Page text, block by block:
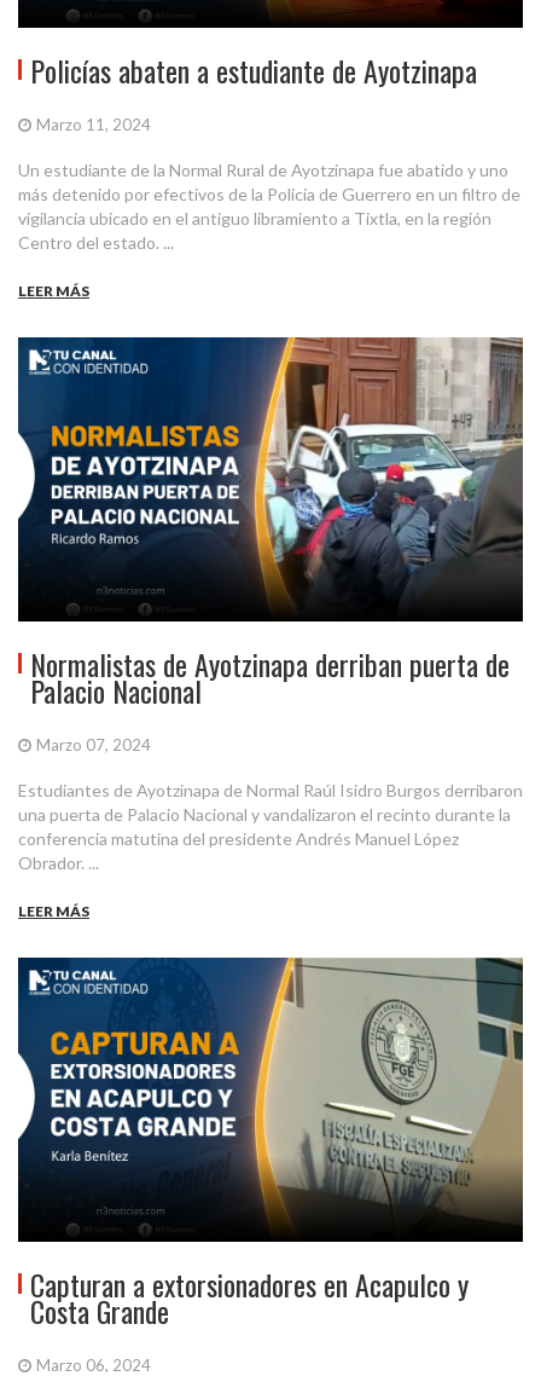
Policías abaten a estudiante de Ayotzinapa
Marzo 11, 2024
Un estudiante de la Normal Rural de Ayotzinapa fue abatido y uno
más detenido por efectivos de la Policía de Guerrero en un filtro de
vigilancia ubicado en el antiguo libramiento a Tixtla, en la región
Centro del estado. ...
LEER MÁS
Normalistas de Ayotzinapa derriban puerta de
Palacio Nacional
Marzo 07, 2024
Estudiantes de Ayotzinapa de Normal Raúl Isidro Burgos derribaron
una puerta de Palacio Nacional y vandalizaron el recinto durante la
conferencia matutina del presidente Andrés Manuel López
Obrador. ...
LEER MÁS
Capturan a extorsionadores en Acapulco y
Costa Grande
Marzo 06, 2024